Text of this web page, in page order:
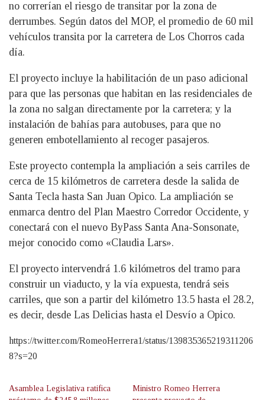
no correrían el riesgo de transitar por la zona de
derrumbes. Según datos del MOP, el promedio de 60 mil
vehículos transita por la carretera de Los Chorros cada
día.
El proyecto incluye la habilitación de un paso adicional
para que las personas que habitan en las residenciales de
la zona no salgan directamente por la carretera; y la
instalación de bahías para autobuses, para que no
generen embotellamiento al recoger pasajeros.
Este proyecto contempla la ampliación a seis carriles de
cerca de 15 kilómetros de carretera desde la salida de
Santa Tecla hasta San Juan Opico. La ampliación se
enmarca dentro del Plan Maestro Corredor Occidente, y
conectará con el nuevo ByPass Santa Ana-Sonsonate,
mejor conocido como «Claudia Lars».
El proyecto intervendrá 1.6 kilómetros del tramo para
construir un viaducto, y la vía expuesta, tendrá seis
carriles, que son a partir del kilómetro 13.5 hasta el 28.2,
es decir, desde Las Delicias hasta el Desvío a Opico.
https://twitter.com/RomeoHerrera1/status/139835365219311206
8?s=20
Asamblea Legislativa ratifica
Ministro Romeo Herrera